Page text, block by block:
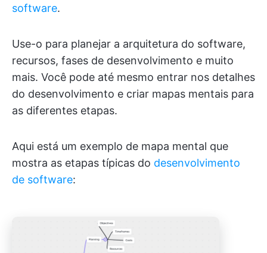
software.
Use-o para planejar a arquitetura do software,
recursos, fases de desenvolvimento e muito
mais. Você pode até mesmo entrar nos detalhes
do desenvolvimento e criar mapas mentais para
as diferentes etapas.
Aqui está um exemplo de mapa mental que
mostra as etapas típicas do desenvolvimento
de software: